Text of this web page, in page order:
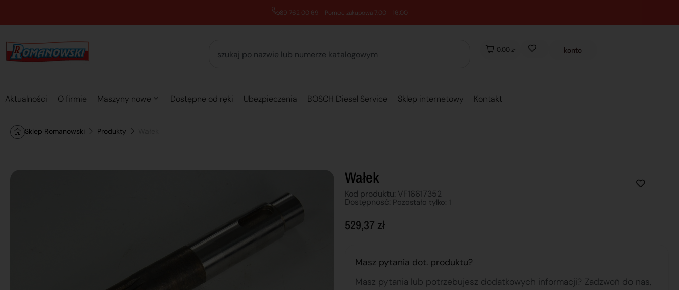
89 762 00 69 - Pomoc zakupowa 7:00 - 16:00
0,00 zł konto
Aktualności O firmie Maszyny nowe Dostępne od ręki Ubezpieczenia BOSCH Diesel Service Sklep internetowy Kontakt
Sklep Romanowski Produkty
Wałek
Kod produktu: VF16617352
Dostępnosć: Pozostało tylko: 1
529,37 zł
Masz pytania dot. produktu?
Masz pytania lub potrzebujesz dodatkowych informacji? Zadzwoń do nas,